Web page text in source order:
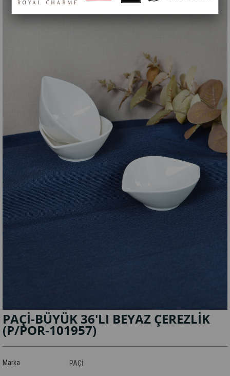
PAÇİ-BÜYÜK 36'LI BEYAZ ÇEREZLİK
(P/POR-101957)
Marka PAÇİ